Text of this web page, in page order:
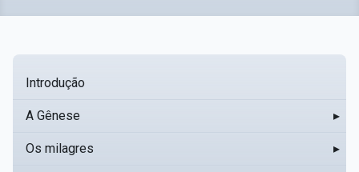
Introdução
A Gênese ▸
Os milagres ▸